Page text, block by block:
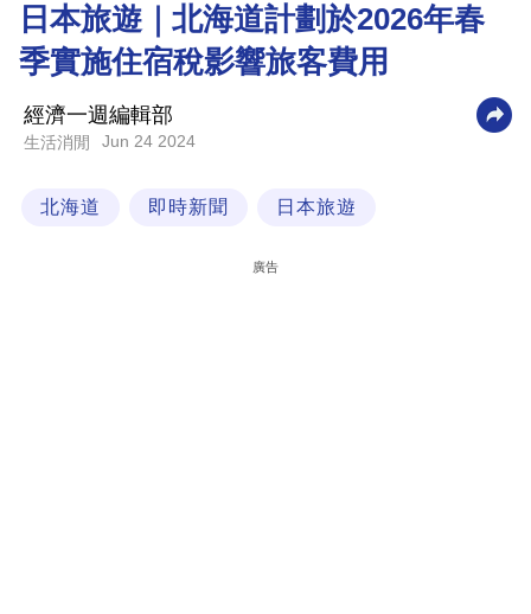
商
業
科
日本旅遊｜北海道計劃於2026年春
季實施住宿稅影響旅客費用
經濟一週編輯部
生活消閒 Jun 24 2024
北海道 即時新聞 日本旅遊
廣告